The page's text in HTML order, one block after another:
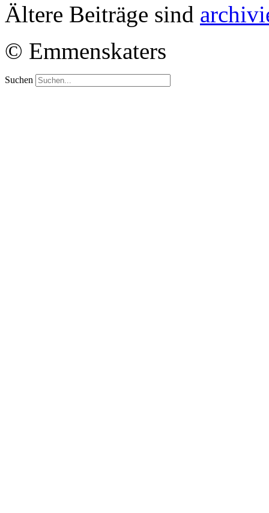
Ältere Beiträge sind
© Emmenskaters
Suchen